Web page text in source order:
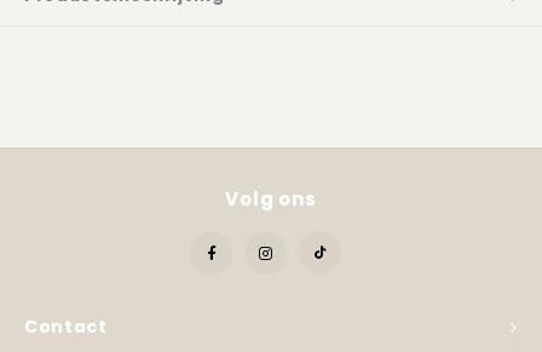
Kadobon
Contact
Volg ons